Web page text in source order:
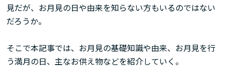
見だが、お月見の日や由来を知らない方もいるのではない
だろうか。
そこで本記事では、お月見の基礎知識や由来、お月見を行
う満月の日、主なお供え物などを紹介していく。